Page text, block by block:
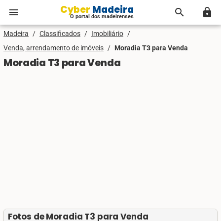
menu Cyber Madeira
O portal dos madeirenses search lock
Madeira / Classificados / Imobiliário /
Venda, arrendamento de imóveis / Moradia T3 para Venda
Moradia T3 para Venda
Fotos de Moradia T3 para Venda